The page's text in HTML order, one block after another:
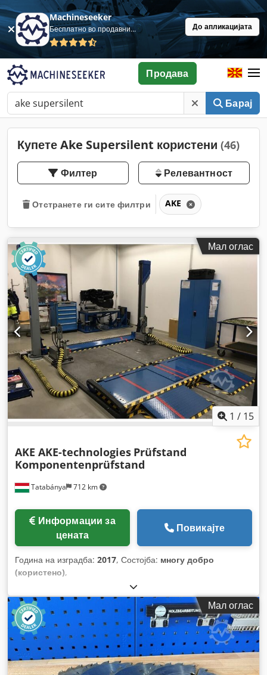
Machineseeker
Бесплатно во продавница До апликацијата
Барај
Продава
Купете Ake Supersilent користени (46)
Филтер Релевантност
Отстранете ги сите филтри AKE
Мал оглас
1 / 15
Tatabánya 712 km
AKE AKE-technologies Prüfstand
Komponentenprüfstand
цената
Повикајте
Година на изградба: 2017, Состојба: многу добро
(користено),
Мал оглас